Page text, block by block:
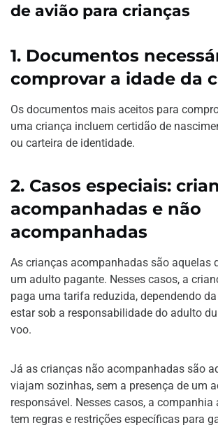
de avião para crianças
1. Documentos
comprovar a idade da
Os documentos mais aceitos para
uma criança incluem certidão de
ou carteira de identidade.
2. Casos especiais:
acompanhadas e não
acompanhadas
As crianças acompanhadas são aquelas
um adulto pagante. Nesses casos, a
paga uma tarifa reduzida, dependendo
estar sob a responsabilidade do adulto
voo.
Já as crianças não acompanhadas são
viajam sozinhas, sem a presença de um
responsável. Nesses casos, a companhia
tem regras e restrições específicas para